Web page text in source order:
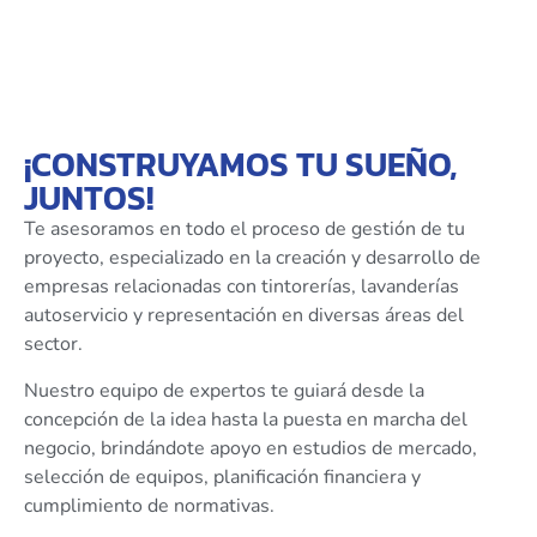
¡CONSTRUYAMOS TU SUEÑO,
JUNTOS!
Te asesoramos en todo el proceso de gestión de tu
proyecto, especializado en la creación y desarrollo de
empresas relacionadas con tintorerías, lavanderías
autoservicio y representación en diversas áreas del
sector.
Nuestro equipo de expertos te guiará desde la
concepción de la idea hasta la puesta en marcha del
negocio, brindándote apoyo en estudios de mercado,
selección de equipos, planificación financiera y
cumplimiento de normativas.